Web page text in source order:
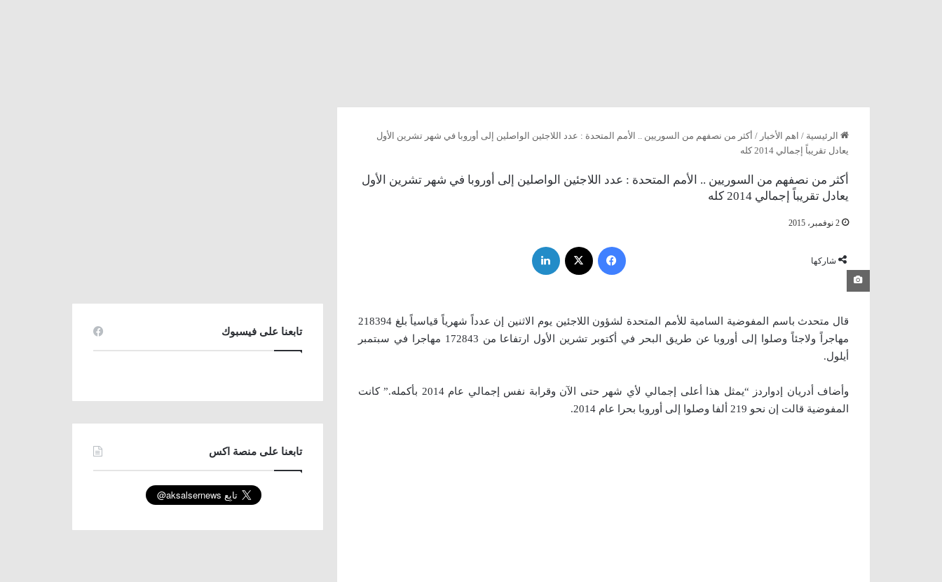
الرئيسية / اهم الأخبار / أكثر من نصفهم من السوريين .. الأمم المتحدة : عدد اللاجئين الواصلين إلى أوروبا في شهر تشرين الأول
يعادل تقريباً إجمالي 2014 كله
أكثر من نصفهم من السوريين .. الأمم المتحدة : عدد اللاجئين الواصلين إلى أوروبا في شهر تشرين الأول
يعادل تقريباً إجمالي 2014 كله
2 نوفمبر، 2015
شاركها
فيسبوك
قال متحدث باسم المفوضية السامية للأمم المتحدة لشؤون اللاجئين يوم الاثنين إن عدداً شهرياً قياسياً بلغ 218394
مهاجراً ولاجئاً وصلوا إلى أوروبا عن طريق البحر في أكتوبر تشرين الأول ارتفاعا من 172843 مهاجرا في سبتمبر
أيلول.
وأضاف أدريان إدواردز “يمثل هذا أعلى إجمالي لأي شهر حتى الآن وقرابة نفس إجمالي عام 2014 بأكمله.” كانت
المفوضية قالت إن نحو 219 ألفا وصلوا إلى أوروبا بحرا عام 2014.
تابعنا على فيسبوك
تابعنا على منصة اكس